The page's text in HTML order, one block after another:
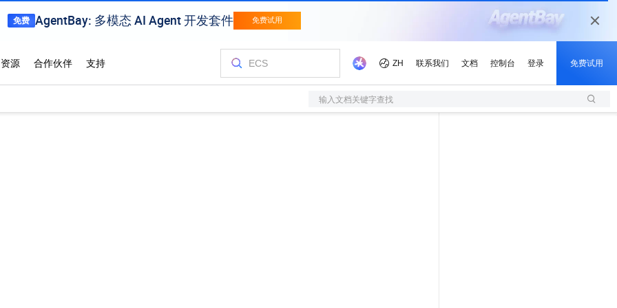
输入文档关键字查找